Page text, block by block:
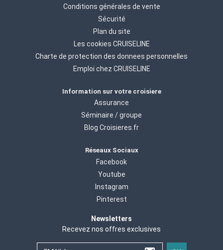
Conditions générales de vente
Sécurité
Plan du site
Les cookies CRUISELINE
Charte de protection des donnees personnelles
Emploi chez CRUISELINE
Information sur votre croisiere
Assurance
Séminaire / groupe
Blog Croisieres.fr
Réseaux Sociaux
Facebook
Youtube
Instagram
Pinterest
Newsletters
Recevez nos offres exclusives